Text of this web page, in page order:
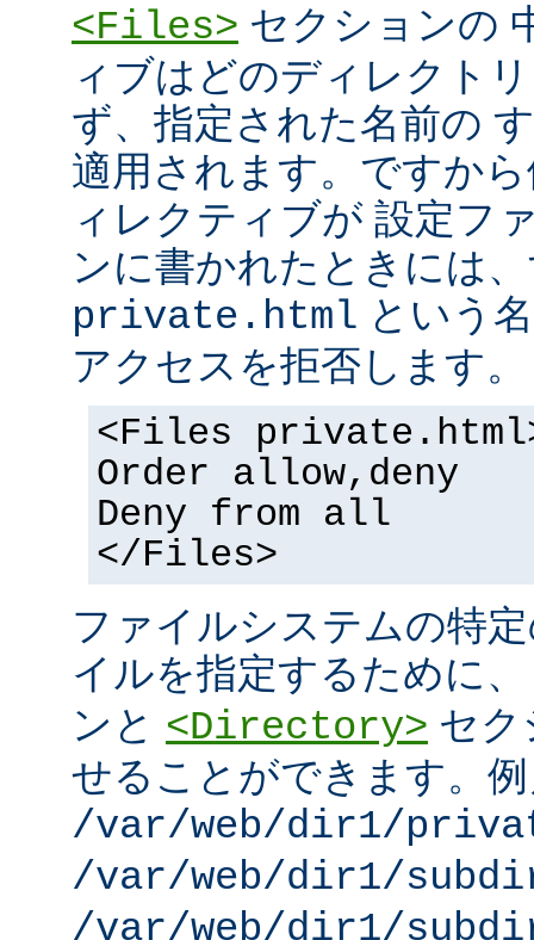
<Files> セクションの
ィブはどのディレクト
ず、指定された名前の
適用されます。ですか
ィレクティブが 設定フ
ンに書かれたときには
private.html という
アクセスを拒否します。
<Files
Order allow,deny
Deny from all
</Files>
ファイルシステムの特
イルを指定するために
ンと <Directory> セク
せることができます。
/var/web/dir1/
/var/web/dir1/
/var/web/dir1/